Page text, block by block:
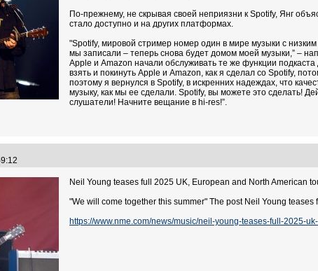
По-прежнему, не скрывая своей неприязни к Spotify, Янг
стало доступно и на других платформах.
"Spotify, мировой стример номер один в мире музыки с
мы записали – теперь снова будет домом моей музыки,” –
Apple и Amazon начали обслуживать те же функции
взять и покинуть Apple и Amazon, как я сделал со Spotify,
поэтому я вернулся в Spotify, в искренних надеждах, что
музыку, как мы ее сделали. Spotify, вы можете это сделать!
слушатели! Начните вещание в hi-res!”.
Neil Young teases full 2025 UK, European and North American
"We will come together this summer" The post Neil Young
https://www.nme.com/news/music/neil-young-teases-full-2025-